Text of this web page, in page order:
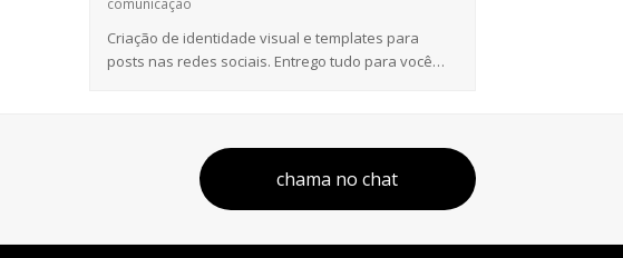
Criação de identidade visual e templates para
posts nas redes sociais. Entrego tudo para você…
chama no chat